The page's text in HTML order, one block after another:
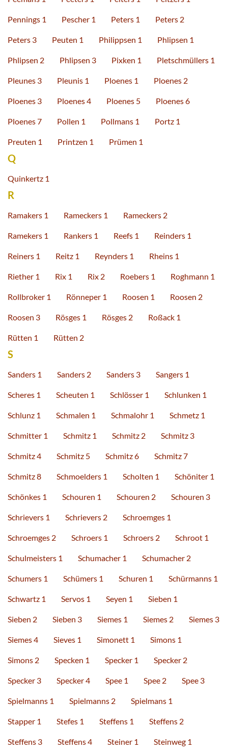
Pennings 1 Pescher 1 Peters 1 Peters 2
Peters 3 Peuten 1 Philippsen 1 Phlipsen 1
Phlipsen 2 Phlipsen 3 Pixken 1 Pletschmüllers 1
Pleunes 3 Pleunis 1 Ploenes 1 Ploenes 2
Ploenes 3 Ploenes 4 Ploenes 5 Ploenes 6
Ploenes 7 Pollen 1 Pollmans 1 Portz 1
Preuten 1 Printzen 1 Prümen 1
Q
Quinkertz 1
R
Ramakers 1 Rameckers 1 Rameckers 2
Ramekers 1 Rankers 1 Reefs 1 Reinders 1
Reiners 1 Reitz 1 Reynders 1 Rheins 1
Riether 1 Rix 1 Rix 2 Roebers 1 Roghmann 1
Rollbroker 1 Rönneper 1 Roosen 1 Roosen 2
Roosen 3 Rösges 1 Rösges 2 Roßack 1
Rütten 1 Rütten 2
S
Sanders 1 Sanders 2 Sanders 3 Sangers 1
Scheres 1 Scheuten 1 Schlösser 1 Schlunken 1
Schlunz 1 Schmalen 1 Schmalohr 1 Schmetz 1
Schmitter 1 Schmitz 1 Schmitz 2 Schmitz 3
Schmitz 4 Schmitz 5 Schmitz 6 Schmitz 7
Schmitz 8 Schmoelders 1 Scholten 1 Schöniter 1
Schönkes 1 Schouren 1 Schouren 2 Schouren 3
Schrievers 1 Schrievers 2 Schroemges 1
Schroemges 2 Schroers 1 Schroers 2 Schroot 1
Schulmeisters 1 Schumacher 1 Schumacher 2
Schumers 1 Schümers 1 Schuren 1 Schürmanns 1
Schwartz 1 Servos 1 Seyen 1 Sieben 1
Sieben 2 Sieben 3 Siemes 1 Siemes 2 Siemes 3
Siemes 4 Sieves 1 Simonett 1 Simons 1
Simons 2 Specken 1 Specker 1 Specker 2
Specker 3 Specker 4 Spee 1 Spee 2 Spee 3
Spielmanns 1 Spielmanns 2 Spielmans 1
Stapper 1 Stefes 1 Steffens 1 Steffens 2
Steffens 3 Steffens 4 Steiner 1 Steinweg 1